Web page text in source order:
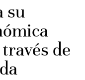
su
de